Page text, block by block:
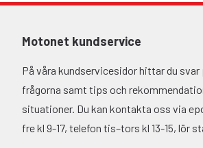
Motonet kundservice
På våra kundservicesidor hittar du
frågorna samt tips och
situationer. Du kan kontakta oss via
fre kl 9-17, telefon tis–tors kl 13-15, lör